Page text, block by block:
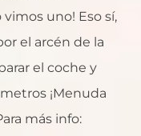
uno! Eso sí,
el arcén de la
el coche y
¡Menuda
más info: